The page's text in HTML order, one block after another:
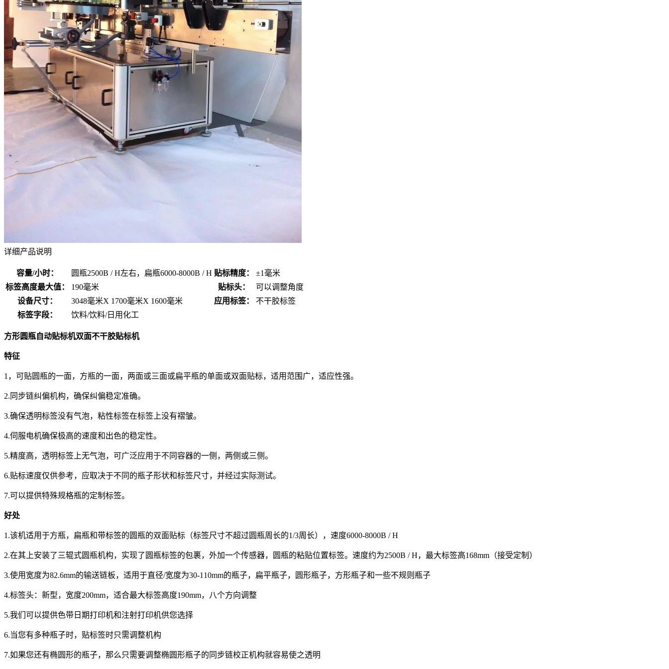
详细产品说明
容量/小时： 圆瓶2500B / H左右，扁瓶6000-8000B / H 贴标精度：
±1毫米
标签高度最大值：
190毫米 贴标头：
可以调整角度
设备尺寸：
3048毫米X 1700毫米X 1600毫米 应用标签：
不干胶标签
标签字段：
饮料/饮料/日用化工
方形圆瓶自动贴标机双面不干胶贴标机
特征
1，可贴圆瓶的一面，方瓶的一面，两面或三面或扁平瓶的单面或双面贴标，适用范围广，适应性强。
2.同步链纠偏机构，确保纠偏稳定准确。
3.确保透明标签没有气泡，粘性标签在标签上没有褶皱。
4.伺服电机确保极高的速度和出色的稳定性。
5.精度高，透明标签上无气泡，可广泛应用于不同容器的一侧，两侧或三侧。
6.贴标速度仅供参考，应取决于不同的瓶子形状和标签尺寸，并经过实际测试。
7.可以提供特殊规格瓶的定制标签。
好处
1.该机适用于方瓶，扁瓶和带标签的圆瓶的双面贴标（标签尺寸不超过圆瓶周长的1/3周长），速度6000-8000B / H
2.在其上安装了三辊式圆瓶机构，实现了圆瓶标签的包裹，外加一个传感器，圆瓶的粘贴位置标签。速度约为2500B / H，最大标签高168mm（接受定制）
3.使用宽度为82.6mm的输送链板，适用于直径/宽度为30-110mm的瓶子，扁平瓶子，圆形瓶子，方形瓶子和一些不规则瓶子
4.标签头：新型，宽度200mm，适合最大标签高度190mm，八个方向调整
5.我们可以提供色带日期打印机和注射打印机供您选择
6.当您有多种瓶子时，贴标签时只需调整机构
7.如果您还有椭圆形的瓶子，那么只需要调整椭圆形瓶子的同步链校正机构就容易使之透明